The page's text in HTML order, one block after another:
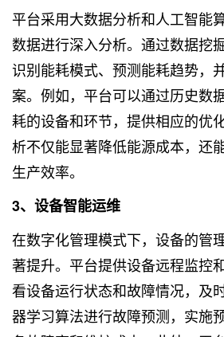
平台采用大数据分析和人工智能
数据进行深入分析。通过数据挖
识别能耗模式、预测能耗趋势，
案。例如，平台可以通过历史数
耗的设备和环节，提供相应的优
析不仅能显著降低能源成本，还
生产效率。
3、设备智能运维
在数字化管理模式下，设备的管
著提升。平台提供设备远程监控
看设备运行状态和故障情况，及
器学习算法进行故障预测，实施